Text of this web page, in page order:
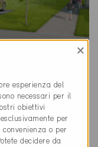
×
esperienza del
necessari per il
obiettivi
per
o per
decidere da